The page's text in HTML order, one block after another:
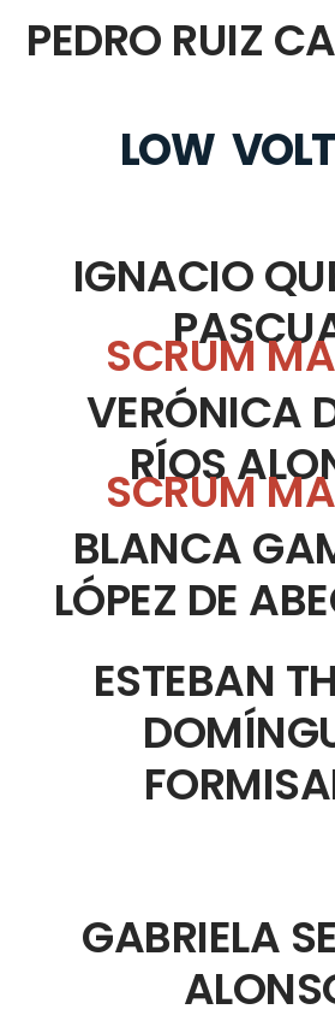
PEDRO RUIZ
LOW
IGNACIO
SCRUM
VERÓNICA
RÍOS
SCRUM
BLANCA
LÓPEZ DE
ESTEBAN
GABRIELA